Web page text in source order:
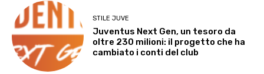
STILE JUVE
Juventus Next Gen, un tesoro da
oltre 230 milioni: il progetto che ha
cambiato i conti del club